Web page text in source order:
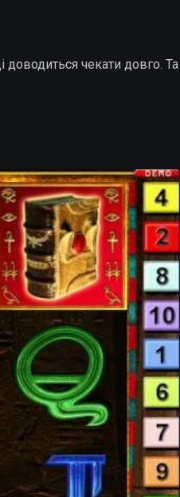
доводиться чекати довго.